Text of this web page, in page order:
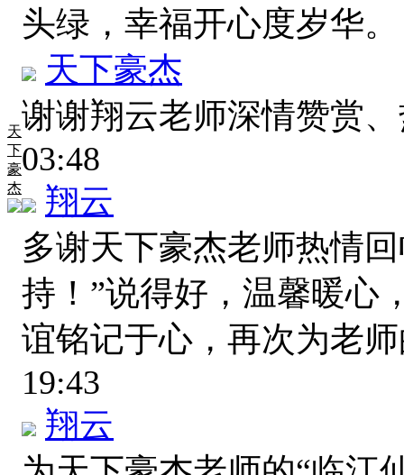
天
下
豪
杰
头绿，幸福开心度岁华
天下豪杰
谢谢翔云老师深情赞赏
03:48
翔云
多谢天下豪杰老师热情
持！”说得好，温馨暖心
谊铭记于心，再次为老
19:43
翔云